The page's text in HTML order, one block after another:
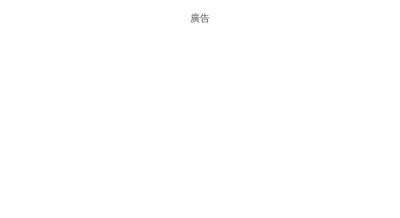
廣告